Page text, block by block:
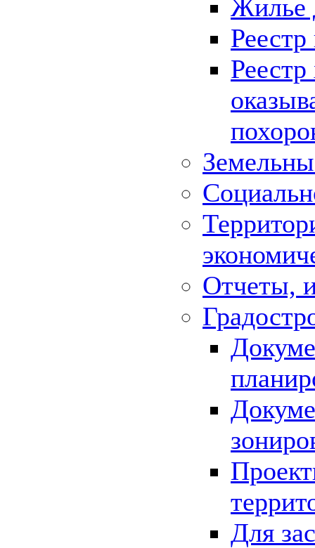
Жилье
Отчеты,
Для